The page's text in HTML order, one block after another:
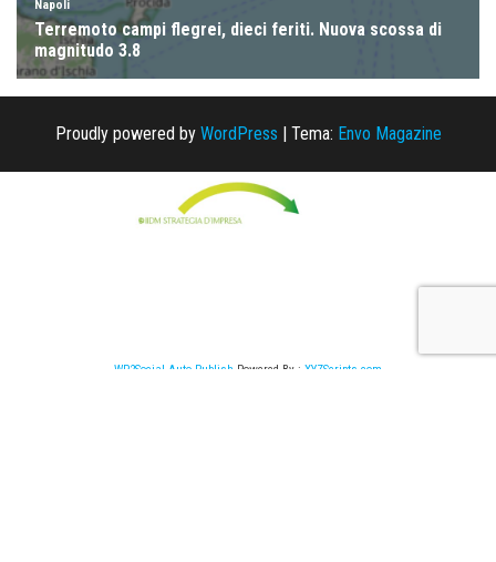
Proudly powered by WordPress | Tema: Envo Magazine
WP2Social Auto Publish Powered By : XYZScripts.com